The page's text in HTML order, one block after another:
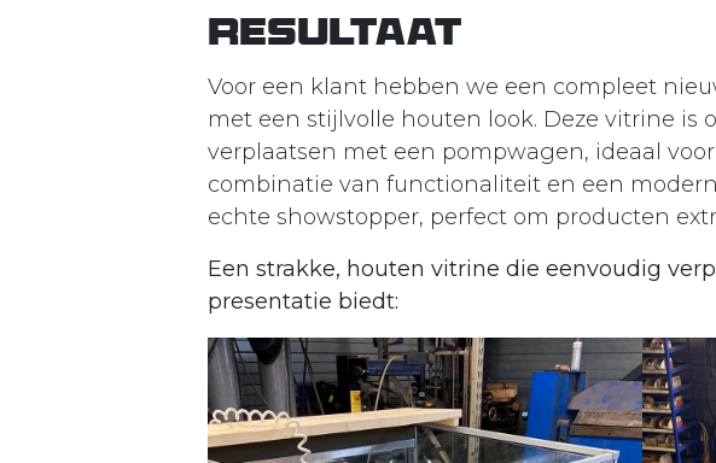
Resultaat
Voor een klant hebben we een compleet
met een stijlvolle houten look. Deze vitrine is
verplaatsen met een pompwagen, ideaal
combinatie van functionaliteit en een
echte showstopper, perfect om producten
Een strakke, houten vitrine die eenvoudig
presentatie biedt: